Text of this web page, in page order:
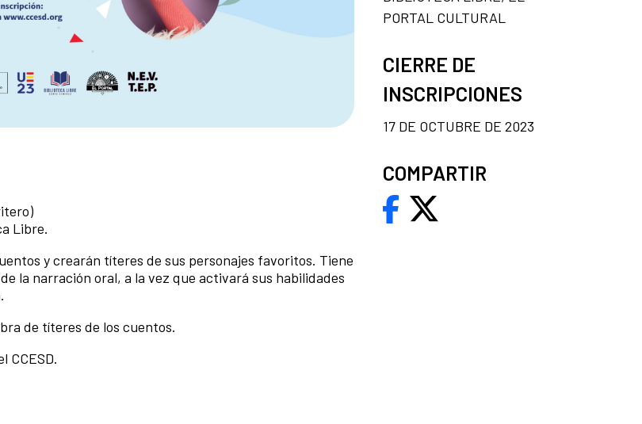
Libre.
y crearán títeres de sus personajes favoritos. Tiene
la narración oral, a la vez que activará sus habilidades
de títeres de los cuentos.
CCESD.
PORTAL CULTURAL
CIERRE DE
INSCRIPCIONES
17 DE OCTUBRE DE 2023
COMPARTIR